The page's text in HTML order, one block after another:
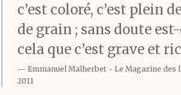
c’est coloré, c’est plein
de grain ; sans doute
cela que c’est grave et
Emmanuel Malherbet
Le Magazine des
2011